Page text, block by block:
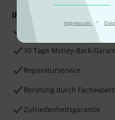
Impressum ·
Ihre Vorteile
3 Jahre Thomann Garantie
30 Tage Money-Back-
Reparaturservice
Beratung durch
Zufriedenheitsgarantie